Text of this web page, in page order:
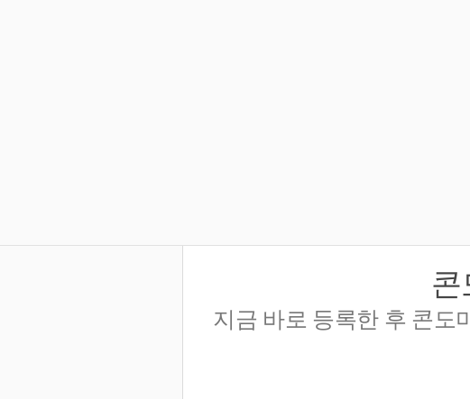
지금 바로 등록한 후 콘도